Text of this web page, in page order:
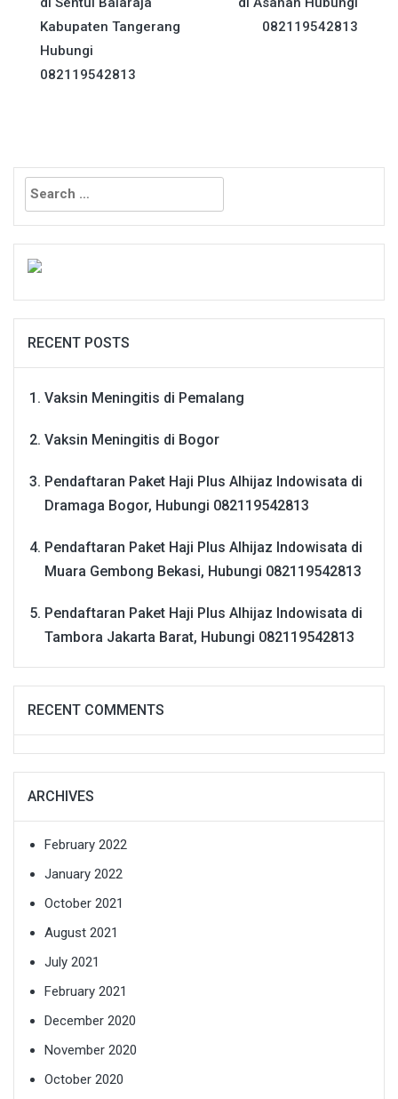
Kabupaten Tangerang
Hubungi
082119542813
082119542813
Search
for:
RECENT POSTS
Vaksin Meningitis di Pemalang
Vaksin Meningitis di Bogor
Pendaftaran Paket Haji Plus Alhijaz Indowisata di
Dramaga Bogor, Hubungi 082119542813
Pendaftaran Paket Haji Plus Alhijaz Indowisata di
Muara Gembong Bekasi, Hubungi 082119542813
Pendaftaran Paket Haji Plus Alhijaz Indowisata di
Tambora Jakarta Barat, Hubungi 082119542813
RECENT COMMENTS
ARCHIVES
February 2022
January 2022
October 2021
August 2021
July 2021
February 2021
December 2020
November 2020
October 2020